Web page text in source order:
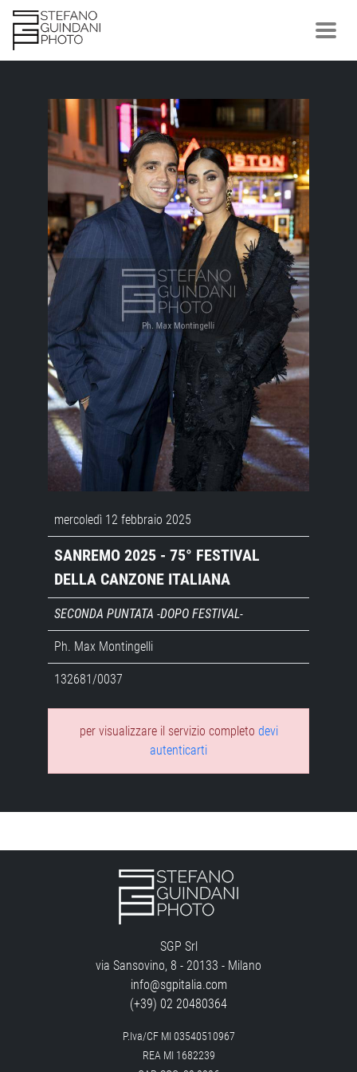
mercoledì 12 febbraio 2025
SANREMO 2025 - 75° FESTIVAL
DELLA CANZONE ITALIANA
SECONDA PUNTATA -DOPO FESTIVAL-
Ph. Max Montingelli
132681/0037
per visualizzare il servizio completo devi
autenticarti
SGP Srl
via Sansovino, 8 - 20133 - Milano
info@sgpitalia.com
(+39) 02 20480364
P.Iva/CF MI 03540510967
REA MI 1682239